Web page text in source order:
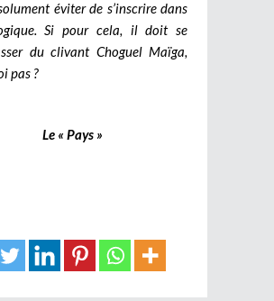
éviter de s’inscrire dans
Si pour cela, il doit se
du clivant Choguel Maïga,
pas ?
Le « Pays »